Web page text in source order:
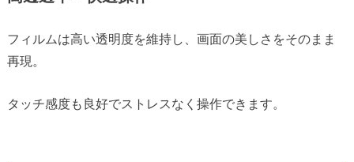
フィルムは高い透明度を維持し、画面の美しさをそのまま
再現。
タッチ感度も良好でストレスなく操作できます。